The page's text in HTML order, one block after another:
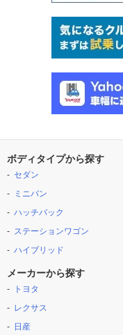
ボディタイプから探す
セダン
ミニバン
ハッチバック
ステーションワゴン
ハイブリッド
メーカーから探す
トヨタ
レクサス
日産